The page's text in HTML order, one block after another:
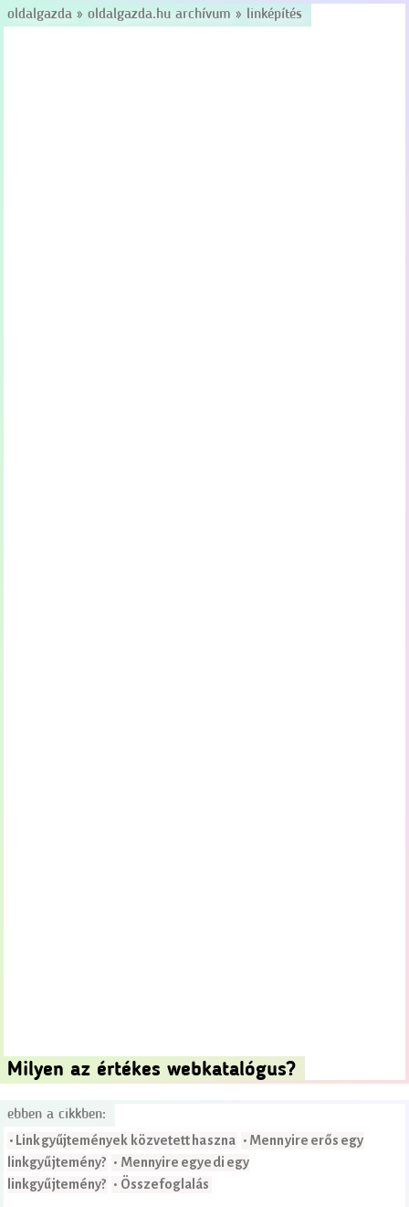
oldalgazda » oldalgazda.hu archívum » linképítés
Milyen az értékes webkatalógus?
ebben a cikkben:
• Linkgyűjtemények közvetett haszna • Mennyire erős egy
linkgyűjtemény? • Mennyire egyedi egy
linkgyűjtemény? • Összefoglalás